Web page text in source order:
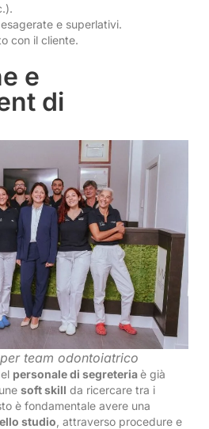
e superlativi.
con il cliente.
e
di
team odontoiatrico
personale di segreteriaè già
soft skill da ricercare tra i
è fondamentale avere una
studio , attraverso procedure e